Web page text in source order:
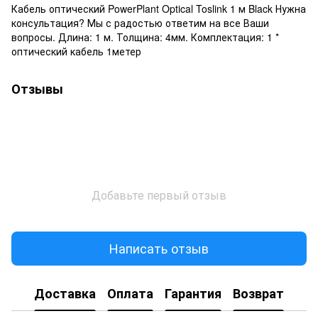
Кабель оптический PowerPlant Optical Toslink 1 м Black Нужна
консультация? Мы с радостью ответим на все Ваши
вопросы. Длина: 1 м. Толщина: 4мм. Комплектация: 1 *
оптический кабель 1метер
Отзывы
Добавьте первый отзыв
Написать отзыв
Доставка Оплата Гарантия Возврат